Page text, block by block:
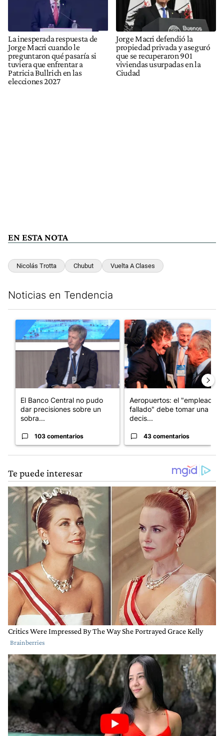
La inesperada respuesta de
Jorge Macri cuando le
preguntaron qué pasaría si
tuviera que enfrentar a
Patricia Bullrich en las
elecciones 2027
Jorge Macri defendió la
propiedad privada y aseguró
que se recuperaron 901
viviendas usurpadas en la
Ciudad
EN ESTA NOTA
Nicolás Trotta Chubut Vuelta A Clases
Noticias en Tendencia
Un artículo de tendencia con el título "El Banco Central no
El Banco Central no pudo
dar precisiones sobre un
sobra...
103 comentarios
Un artículo de tendencia con
Aeropuertos: el "empleado
fallado" debe tomar una
decis...
43 comentarios